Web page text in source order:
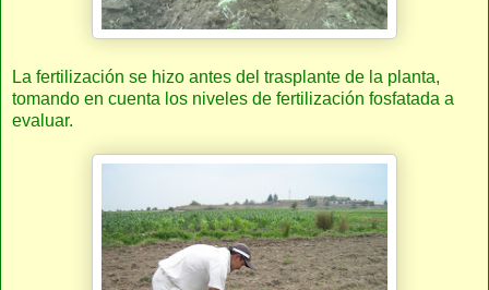
La fertilización se hizo antes del trasplante de la planta,
tomando en cuenta los niveles de fertilización fosfatada a
evaluar.